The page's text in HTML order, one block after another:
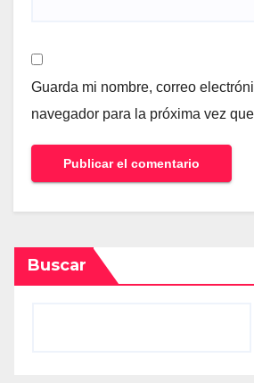
Guarda mi nombre, correo
navegador para la próxima vez
Buscar